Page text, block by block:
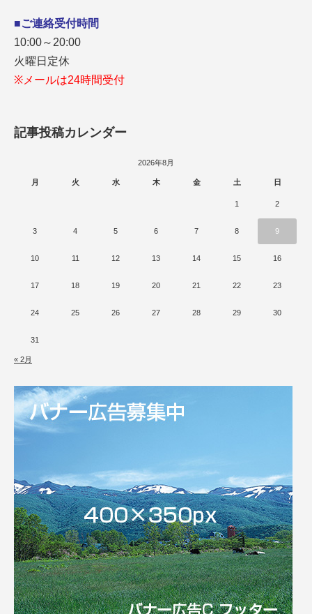
■ご連絡受付時間
10:00～20:00
火曜日定休
※メールは24時間受付
記事投稿カレンダー
2026年8月
月 火 水 木 金 土 日
1 2
3 4 5 6 7 8 9
10 11 12 13 14 15 16
17 18 19 20 21 22 23
24 25 26 27 28 29 30
31
« 2月